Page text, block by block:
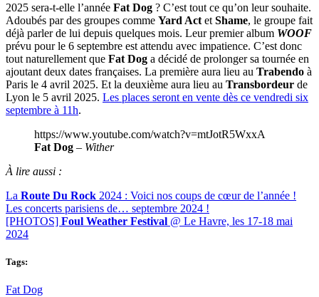
2025 sera-t-elle l’année Fat Dog ? C’est tout ce qu’on leur souhaite.
Adoubés par des groupes comme Yard Act et Shame, le groupe fait
déjà parler de lui depuis quelques mois. Leur premier album WOOF
prévu pour le 6 septembre est attendu avec impatience. C’est donc
tout naturellement que Fat Dog a décidé de prolonger sa tournée en
ajoutant deux dates françaises. La première aura lieu au Trabendo à
Paris le 4 avril 2025. Et la deuxième aura lieu au Transbordeur de
Lyon le 5 avril 2025. Les places seront en vente dès ce vendredi six
septembre à 11h.
https://www.youtube.com/watch?v=mtJotR5WxxA
Fat Dog – Wither
À lire aussi :
La Route Du Rock 2024 : Voici nos coups de cœur de l’année !
Les concerts parisiens de… septembre 2024 !
[PHOTOS] Foul Weather Festival @ Le Havre, les 17-18 mai
2024
Tags:
Fat Dog